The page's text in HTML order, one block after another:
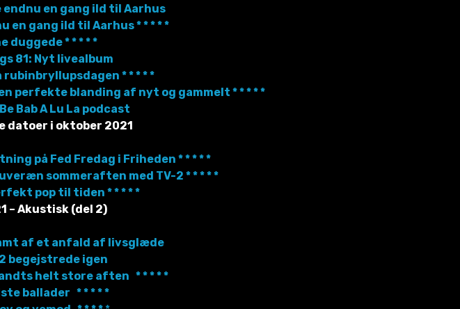
en gang ild til Aarhus
en gang ild til Aarhus * * * * *
duggede * * * * *
81: Nyt livealbum
rubinbryllupsdagen * * * * *
perfekte blanding af nyt og gammelt * * * * *
Bab A Lu La podcast
datoer i oktober 2021
på Fed Fredag i Friheden * * * * *
sommeraften med TV-2 * * * * *
pop til tiden * * * * *
– Akustisk (del 2)
af et anfald af livsglæde
begejstrede igen
helt store aften * * * * *
ballader * * * * *